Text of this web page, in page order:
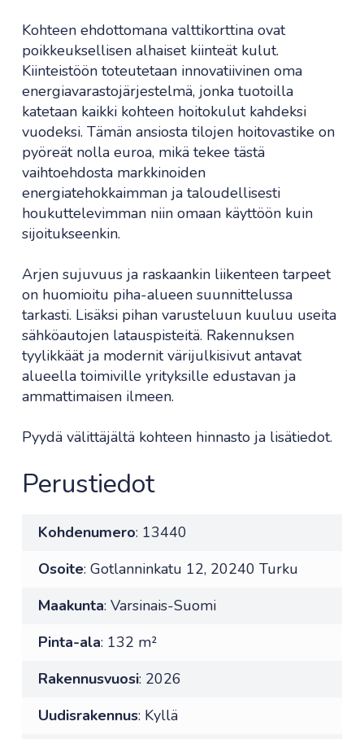
Kohteen ehdottomana valttikorttina ovat
poikkeuksellisen alhaiset kiinteät kulut.
Kiinteistöön toteutetaan innovatiivinen oma
energiavarastojärjestelmä, jonka tuotoilla
katetaan kaikki kohteen hoitokulut kahdeksi
vuodeksi. Tämän ansiosta tilojen hoitovastike on
pyöreät nolla euroa, mikä tekee tästä
vaihtoehdosta markkinoiden
energiatehokkaimman ja taloudellisesti
houkuttelevimman niin omaan käyttöön kuin
sijoitukseenkin.
Arjen sujuvuus ja raskaankin liikenteen tarpeet
on huomioitu piha-alueen suunnittelussa
tarkasti. Lisäksi pihan varusteluun kuuluu useita
sähköautojen latauspisteitä. Rakennuksen
tyylikkäät ja modernit värijulkisivut antavat
alueella toimiville yrityksille edustavan ja
ammattimaisen ilmeen.
Pyydä välittäjältä kohteen hinnasto ja lisätiedot.
Perustiedot
Kohdenumero: 13440
Osoite: Gotlanninkatu 12, 20240 Turku
Maakunta: Varsinais-Suomi
Pinta-ala: 132 m²
Rakennusvuosi: 2026
Uudisrakennus: Kyllä